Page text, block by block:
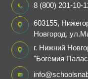
8 (800) 201-10-
603155,
Новгород,
г. Нижний
"Богемия